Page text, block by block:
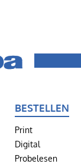
BESTELLEN
Print
Digital
Probelesen